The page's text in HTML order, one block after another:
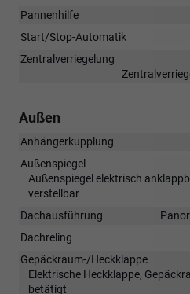
Pannenhilfe
Start/Stop-Automatik
Zentralverriegelung
Außen
Anhängerkupplung
Außenspiegel
Außenspiegel elektrisch
verstellbar
Dachausführung
Dachreling
Gepäckraum-/Heckklappe
Elektrische Heckklappe,
betätigt